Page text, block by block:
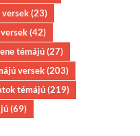
(23)
(42)
témájú(27)
versek(203)
témájú(219)
(69)